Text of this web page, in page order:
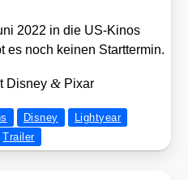
2022 in die US-Kinos
es noch kei­nen Start­ter­min.
Dis­ney& Pix­ar
Disney
Lightyear
Trailer